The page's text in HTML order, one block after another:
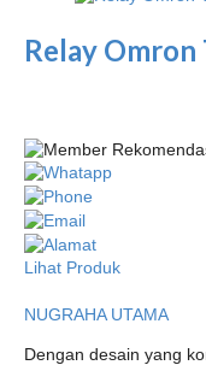
Relay Omron
Lihat Produk
NUGRAHA UTAMA
Dengan desain yang